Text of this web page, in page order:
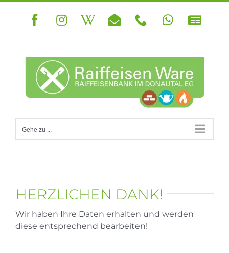
FacebookInstagramWikipedia
E-
TelefonWhatsApp
Gehe zu ...
HERZLICHEN DANK!
Wir haben Ihre Daten erhalten und werden
diese entsprechend bearbeiten!